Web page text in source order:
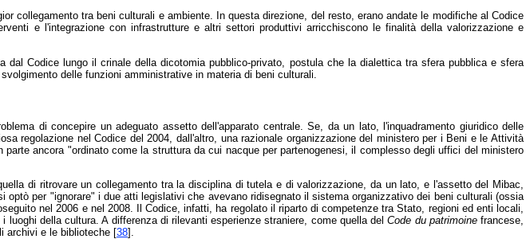
collegamento tra beni culturali e ambiente. In questa direzione, del resto, erano andate le modifiche al Codice
e l'integrazione con infrastrutture e altri settori produttivi arricchiscono le finalità della valorizzazione e
Codice lungo il crinale della dicotomia pubblico-privato, postula che la dialettica tra sfera pubblica e sfera
delle funzioni amministrative in materia di beni culturali.
di concepire un adeguato assetto dell'apparato centrale. Se, da un lato, l'inquadramento giuridico delle
regolazione nel Codice del 2004, dall'altro, una razionale organizzazione del ministero per i Beni e le Attività
ancora "ordinato come la struttura da cui nacque per partenogenesi, il complesso degli uffici del ministero
di ritrovare un collegamento tra la disciplina di tutela e di valorizzazione, da un lato, e l'assetto del Mibac,
per "ignorare" i due atti legislativi che avevano ridisegnato il sistema organizzativo dei beni culturali (ossia
nel 2006 e nel 2008. Il Codice, infatti, ha regolato il riparto di competenze tra Stato, regioni ed enti locali,
della cultura. A differenza di rilevanti esperienze straniere, come quella delCode du patrimoinefrancese,
archivi e le biblioteche [38].